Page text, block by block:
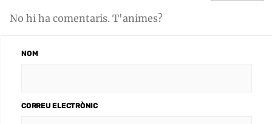
No hi ha comentaris. T'animes?
NOM
CORREU ELECTRÒNIC